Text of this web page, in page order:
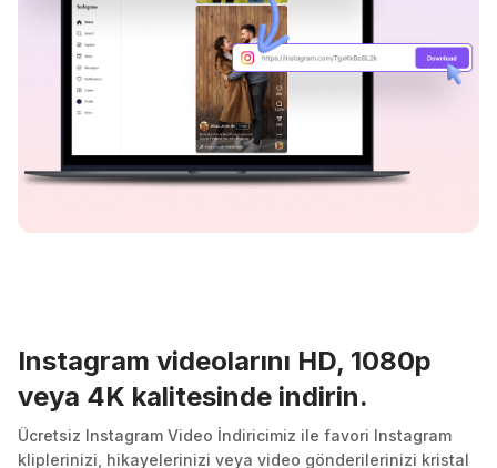
Instagram videolarını HD, 1080p
veya 4K kalitesinde indirin.
Ücretsiz Instagram Video İndiricimiz ile favori Instagram
kliplerinizi, hikayelerinizi veya video gönderilerinizi kristal